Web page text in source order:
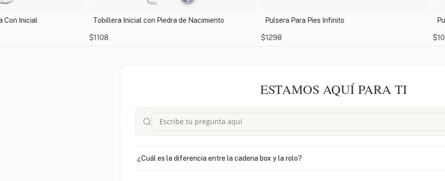
Inicial Tobillera Inicial con Piedra de Nacimiento
$1108
Pulsera Para Pies Infinito
$1298 $1021
ESTAMOS AQUÍ PARA TI
¿Cuál es la diferencia entre la cadena box y la rolo?